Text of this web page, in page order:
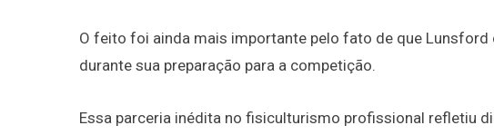
O feito foi ainda mais importante pelo fato de que
durante sua preparação para a competição.
Essa parceria inédita no fisiculturismo profissional refletiu